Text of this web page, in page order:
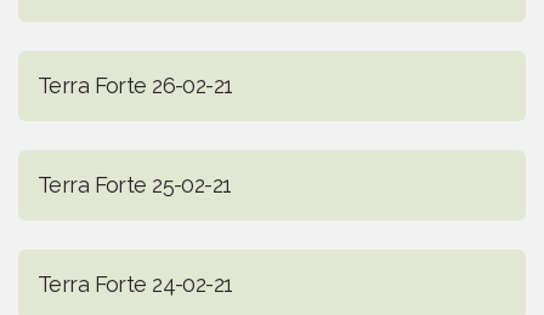
Terra Forte 26-02-21
Terra Forte 25-02-21
Terra Forte 24-02-21